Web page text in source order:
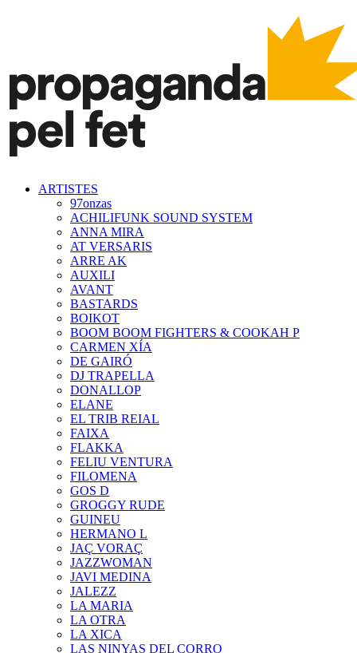
ARTISTES
97onzas
ACHILIFUNK SOUND SYSTEM
ANNA MIRA
AT VERSARIS
ARRE AK
AUXILI
AVANT
BASTARDS
BOIKOT
BOOM BOOM FIGHTERS & COOKAH P
CARMEN XÍA
DE GAIRÓ
DJ TRAPELLA
DONALLOP
ELANE
EL TRIB REIAL
FAIXA
FLAKKA
FELIU VENTURA
FILOMENA
GOS D
GROGGY RUDE
GUINEU
HERMANO L
JAÇ VORAÇ
JAZZWOMAN
JAVI MEDINA
JALEZZ
LA MARIA
LA OTRA
LA XICA
LAS NINYAS DEL CORRO